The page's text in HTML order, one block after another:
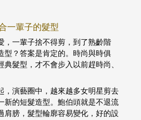
一輩子的髮型
，一輩子捨不得剪，到了熟齡階
型？答案是肯定的。時尚與時俱
髮型，才不會步入以前趕時尚、
，演藝圈中，越來越多女明星剪去
新的短髮造型。鮑伯頭就是不退流
肩膀，髮型輪廓容易變化，好的設